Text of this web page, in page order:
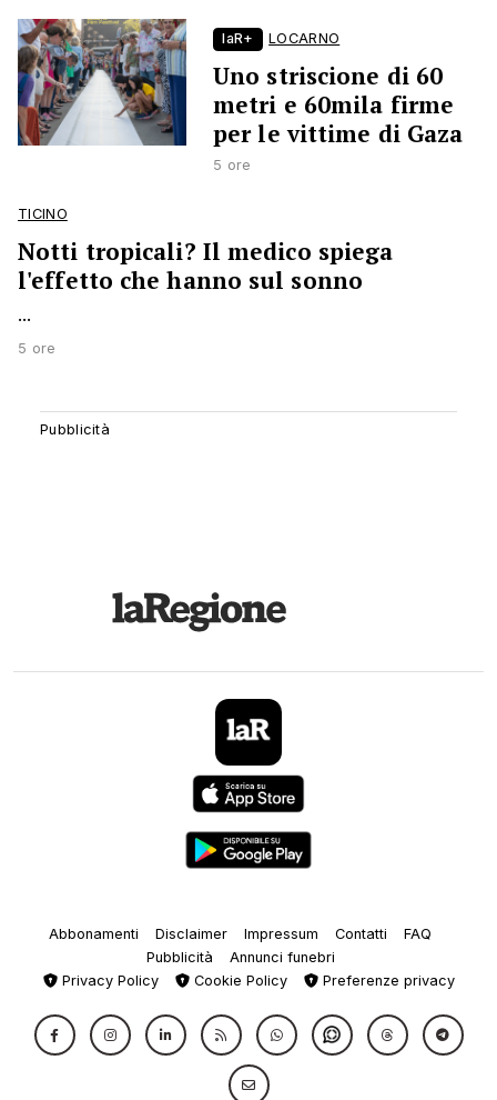
laR+ LOCARNO
Uno striscione di 60
metri e 60mila firme
per le vittime di Gaza
5 ore
TICINO
Notti tropicali? Il medico spiega
l'effetto che hanno sul sonno
...
5 ore
Abbonamenti Disclaimer Impressum Contatti
FAQ
Pubblicità
Annunci funebri
Privacy Policy
Cookie Policy Preferenze privacy